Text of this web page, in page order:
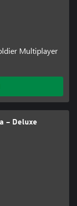
Multiplayer
– Deluxe